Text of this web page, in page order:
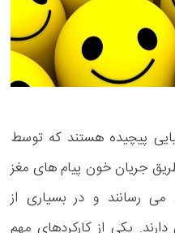
پیچیده هستند که توسط
جریان خون پیام های مغز
رسانند و در بسیاری از
یکی از کارکردهای مهم